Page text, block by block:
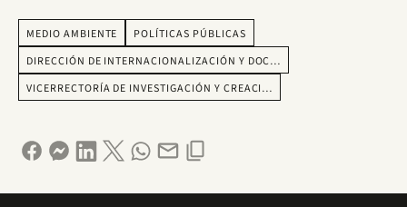
MEDIO AMBIENTE
POLÍTICAS PÚBLICAS
DIRECCIÓN DE INTERNACIONALIZACIÓN Y DOC…
VICERRECTORÍA DE INVESTIGACIÓN Y CREACI…